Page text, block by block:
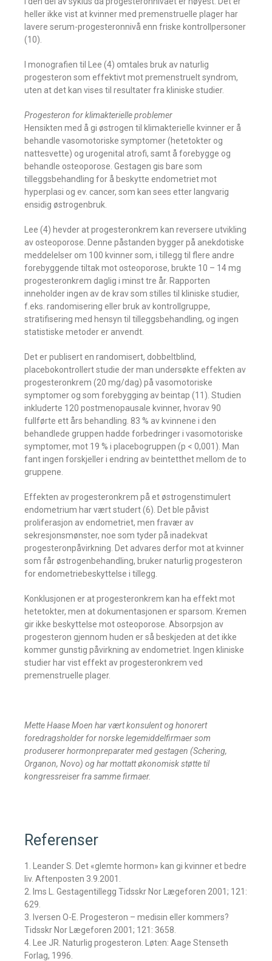
heller ikke vist at kvinner med premenstruelle plager har
lavere serum-progesteronnivå enn friske kontrollpersoner
(10).
I monografien til Lee (4) omtales bruk av naturlig
progesteron som effektivt mot premenstruelt syndrom,
uten at det kan vises til resultater fra kliniske studier.
Progesteron for klimakterielle problemer
Hensikten med å gi østrogen til klimakterielle kvinner er å
behandle vasomotoriske symptomer (hetetokter og
nattesvette) og urogenital atrofi, samt å forebygge og
behandle osteoporose. Gestagen gis bare som
tilleggsbehandling for å beskytte endometriet mot
hyperplasi og ev. cancer, som kan sees etter langvarig
ensidig østrogenbruk.
Lee (4) hevder at progesteronkrem kan reversere utvikling
av osteoporose. Denne påstanden bygger på anekdotiske
meddelelser om 100 kvinner som, i tillegg til flere andre
forebyggende tiltak mot osteoporose, brukte 10 – 14 mg
progesteronkrem daglig i minst tre år. Rapporten
inneholder ingen av de krav som stilles til kliniske studier,
f.eks. randomisering eller bruk av kontrollgruppe,
stratifisering med hensyn til tilleggsbehandling, og ingen
statistiske metoder er anvendt.
Det er publisert en randomisert, dobbeltblind,
placebokontrollert studie der man undersøkte effekten av
progesteronkrem (20 mg/dag) på vasomotoriske
symptomer og som forebygging av beintap (11). Studien
inkluderte 120 postmenopausale kvinner, hvorav 90
fullførte ett års behandling. 83 % av kvinnene i den
behandlede gruppen hadde forbedringer i vasomotoriske
symptomer, mot 19 % i placebogruppen (p < 0,001). Man
fant ingen forskjeller i endring av beintetthet mellom de to
gruppene.
Effekten av progesteronkrem på et østrogenstimulert
endometrium har vært studert (6). Det ble påvist
proliferasjon av endometriet, men fravær av
sekresjonsmønster, noe som tyder på inadekvat
progesteronpåvirkning. Det advares derfor mot at kvinner
som får østrogenbehandling, bruker naturlig progesteron
for endometriebeskyttelse i tillegg.
Konklusjonen er at progesteronkrem kan ha effekt mot
hetetokter, men at dokumentasjonen er sparsom. Kremen
gir ikke beskyttelse mot osteoporose. Absorpsjon av
progesteron gjennom huden er så beskjeden at det ikke
kommer gunstig påvirkning av endometriet. Ingen kliniske
studier har vist effekt av progesteronkrem ved
premenstruelle plager.
Mette Haase Moen har vært konsulent og honorert
foredragsholder for norske legemiddelfirmaer som
produserer hormonpreparater med gestagen (Schering,
Organon, Novo) og har mottatt økonomisk støtte til
kongressreiser fra samme firmaer.
Referenser
1. Leander S. Det «glemte hormon» kan gi kvinner et bedre
liv. Aftenposten 3.9.2001.
2. Ims L. Gestagentillegg Tidsskr Nor Lægeforen 2001; 121:
629.
3. Iversen O-E. Progesteron – medisin eller kommers?
Tidsskr Nor Lægeforen 2001; 121: 3658.
4. Lee JR. Naturlig progesteron. Løten: Aage Stenseth
Forlag, 1996.